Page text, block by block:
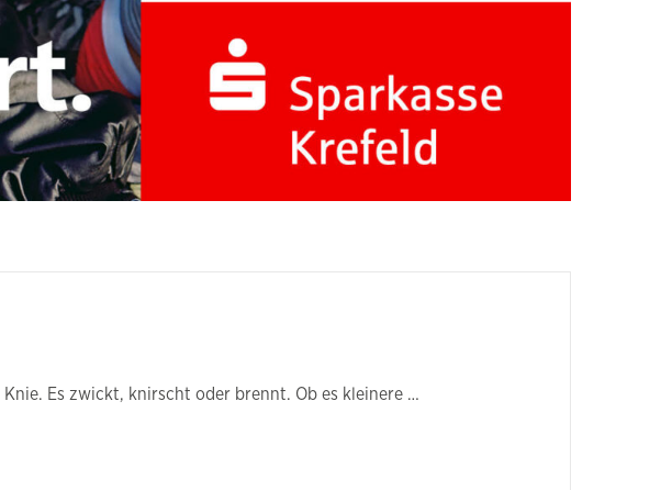
Es zwickt, knirscht oder brennt. Ob es kleinere …